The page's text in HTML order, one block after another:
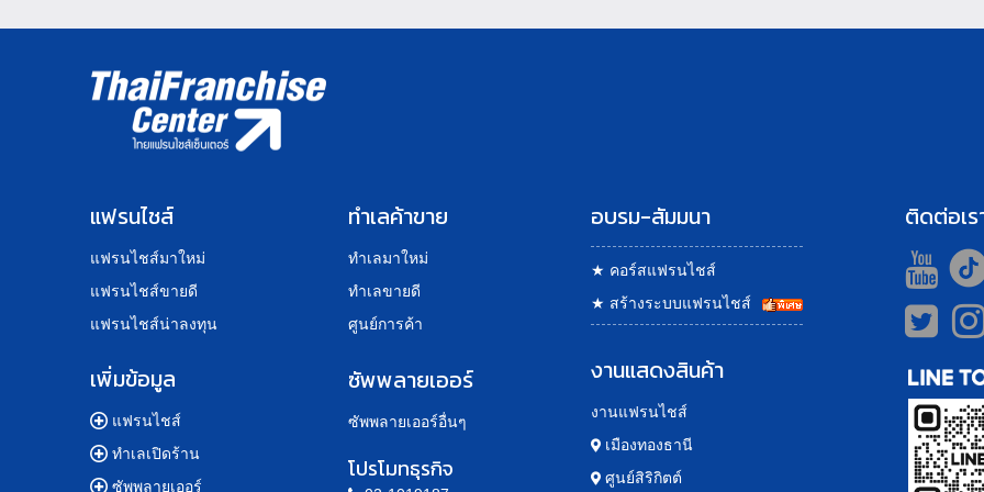
แฟรนไชส์
แฟรนไชส์มาใหม่
แฟรนไชส์ขายดี
แฟรนไชส์น่าลงทุน
เพิ่มข้อมูล
แฟรนไชส์
ทำเลเปิดร้าน
ซัพพลายเออร์
ทำเลค้าขาย
ทำเลมาใหม่
ทำเลขายดี
ศูนย์การค้า
ซัพพลายเออร์
ซัพพลายเออร์อื่นๆ
โปรโมทธุรกิจ
อบรม-สัมมนา
★ คอร์สแฟรนไชส์
★ สร้างระบบแฟรนไชส์
งานแสดงสินค้า
งานแฟรนไชส์
เมืองทองธานี
ศูนย์สิริกิตต์
ติดต่อเร